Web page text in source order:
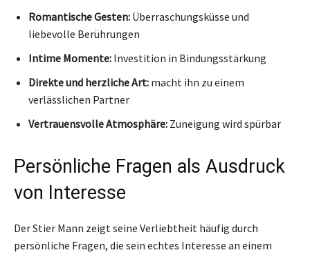
Romantische Gesten: Überraschungsküsse und
liebevolle Berührungen
Intime Momente: Investition in Bindungsstärkung
Direkte und herzliche Art: macht ihn zu einem
verlässlichen Partner
Vertrauensvolle Atmosphäre: Zuneigung wird spürbar
Persönliche Fragen als Ausdruck
von Interesse
Der Stier Mann zeigt seine Verliebtheit häufig durch
persönliche Fragen, die sein echtes Interesse an einem